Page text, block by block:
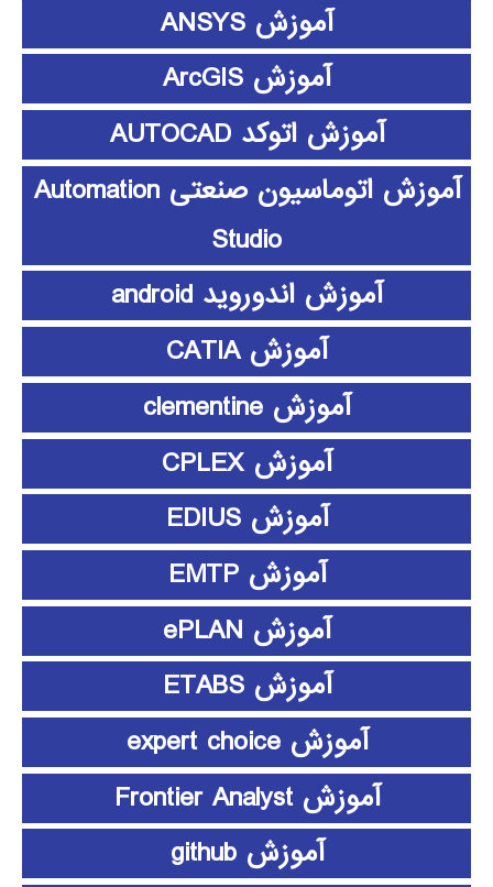
آموزش ANSYS
آموزش ArcGIS
آموزش اتوکد AUTOCAD
آموزش اتوماسیون صنعتی Automation
Studio
آموزش اندوروید android
آموزش CATIA
آموزش clementine
آموزش CPLEX
آموزش EDIUS
آموزش EMTP
آموزش ePLAN
آموزش ETABS
آموزش expert choice
آموزش Frontier Analyst
آموزش github